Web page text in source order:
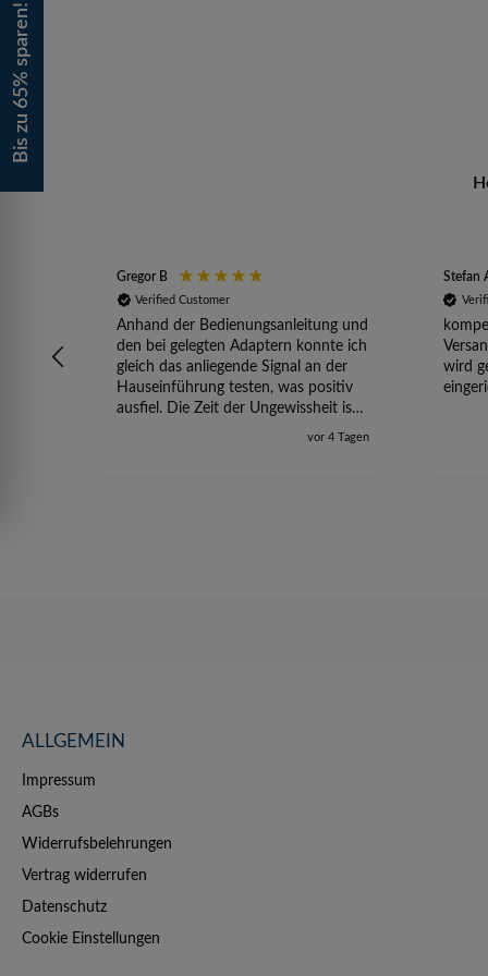
Gregor B
Verified Customer
Anhand der Bedienungsanleitung und
den bei gelegten Adaptern konnte ich
gleich das anliegende Signal an der
Hauseinführung testen, was positiv
ausfiel. Die Zeit der Ungewissheit ist
jetzt vorbei, ich kann mit Sicherheit
vor 4 Tagen
Stefan
wird
ALLGEMEIN
Impressum
AGBs
Widerrufsbelehrungen
Vertrag widerrufen
Datenschutz
Cookie Einstellungen
Bis zu 65% sparen!